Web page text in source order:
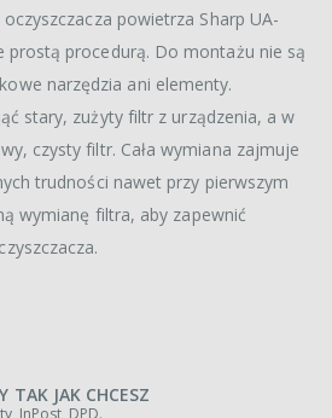
powietrza Sharp UA-
prostą procedurą. Do montażu nie są
narzędzia ani elementy.
stary, zużyty filtr z urządzenia, a w
czysty filtr. Cała wymiana zajmuje
trudności nawet przy pierwszym
wymianę filtra, aby zapewnić
TAK JAK CHCESZ
InPost, DPD.